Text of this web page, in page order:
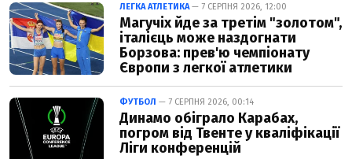
ЛЕГКА АТЛЕТИКА— 7 СЕРПНЯ 2026, 12:00
Магучіх йде за третім "золотом",
італієць може наздогнати
Борзова: прев'ю чемпіонату
Європи з легкої атлетики
ФУТБОЛ — 7 СЕРПНЯ 2026, 00:14
Динамо обіграло Карабах,
погром від Твенте у кваліфікації
Ліги конференцій